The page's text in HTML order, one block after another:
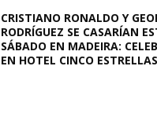
CRISTIANO RONALDO Y
RODRÍGUEZ SE CASARÍAN
SÁBADO EN MADEIRA:
EN HOTEL CINCO ESTRELLAS